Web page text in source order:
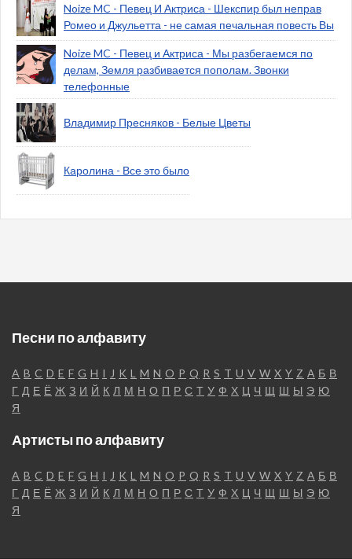
Noize MC - Певец И Актриса - Шекспир был неправ
Ромео и Джульетта - не самая печальная повесть Вы
Noize MC - Певец и Актриса - Мы разбегаемся по
делам, Земля разбивается пополам. Звонки
телефонные
Владимир Пресняков - Белые Цветы
Каролина - Все это было
Песни по алфавиту
A B C D E F G H I J K L M N O P Q R S T U V W X Y Z А Б В
Г Д Е Ё Ж З И Й К Л М Н О П Р С Т У Ф Х Ц Ч Щ Ш Ы Э Ю
Я
Артисты по алфавиту
A B C D E F G H I J K L M N O P Q R S T U V W X Y Z А Б В
Г Д Е Ё Ж З И Й К Л М Н О П Р С Т У Ф Х Ц Ч Щ Ш Ы Э Ю
Я